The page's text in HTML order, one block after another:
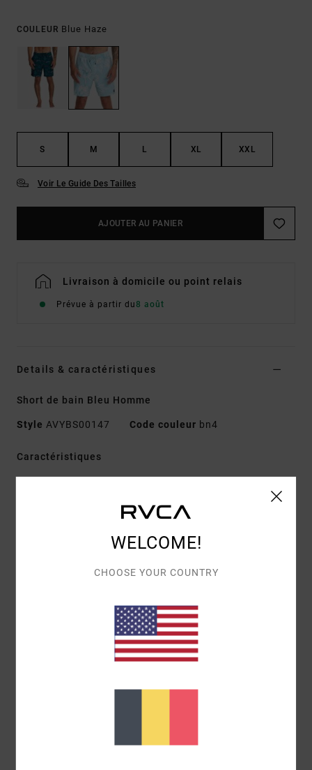
COULEUR Blue Haze
S M L XL XXL
Voir Le Guide Des Tailles
AJOUTER AU PANIER
Livraison à domicile ou point relais
Prévue à partir du8 août
Details & caractéristiques
Short de bain Bleu Homme
Style AVYBS00147 Code couleur bn4
Caractéristiques
braguette décorative
taille élastique
poche plaquée dans le dos
étiquette RVCA sur la poche arrière
Petit écusson sur la jambe gauche
Autres caractéristiques : couture triple à l'avant et
WELCOME!
CHOOSE YOUR COUNTRY